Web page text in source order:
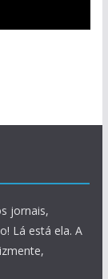
jornais,
Lá está ela. A